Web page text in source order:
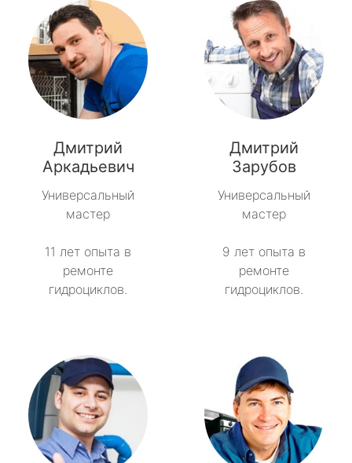
Дмитрий
Аркадьевич
Универсальный
мастер
11 лет опыта в
ремонте
гидроциклов.
Дмитрий
Зарубов
Универсальный
мастер
9 лет опыта в
ремонте
гидроциклов.